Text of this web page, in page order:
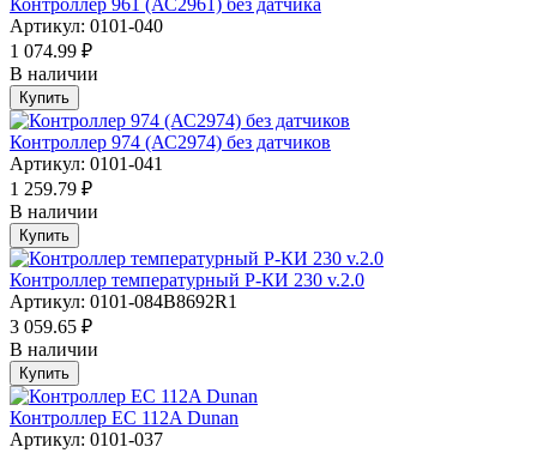
Контроллер 961 (АС2961) без датчика
Артикул: 0101-040
1 074.99 ₽
В наличии
Купить
Контроллер 974 (АС2974) без датчиков
Артикул: 0101-041
1 259.79 ₽
В наличии
Купить
Контроллер температурный Р-КИ 230 v.2.0
Артикул: 0101-084B8692R1
3 059.65 ₽
В наличии
Купить
Контроллер EC 112A Dunan
Артикул: 0101-037